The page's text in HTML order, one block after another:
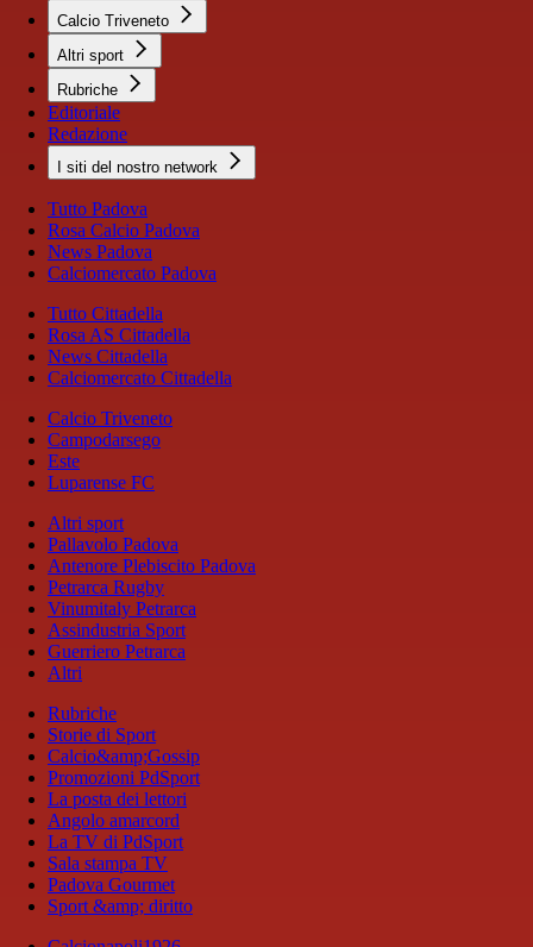
Calcio Triveneto
Altri sport
Rubriche
Editoriale
Redazione
I siti del nostro network
Tutto Padova
Rosa Calcio Padova
News Padova
Calciomercato Padova
Tutto Cittadella
Rosa AS Cittadella
News Cittadella
Calciomercato Cittadella
Calcio Triveneto
Campodarsego
Este
Luparense FC
Altri sport
Pallavolo Padova
Antenore Plebiscito Padova
Petrarca Rugby
Vinumitaly Petrarca
Assindustria Sport
Guerriero Petrarca
Altri
Rubriche
Storie di Sport
Calcio&amp;Gossip
Promozioni PdSport
La posta dei lettori
Angolo amarcord
La TV di PdSport
Sala stampa TV
Padova Gourmet
Sport &amp; diritto